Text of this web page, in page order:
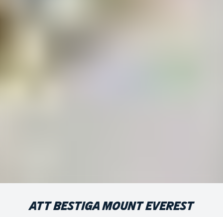
ATT BESTIGA MOUNT EVEREST